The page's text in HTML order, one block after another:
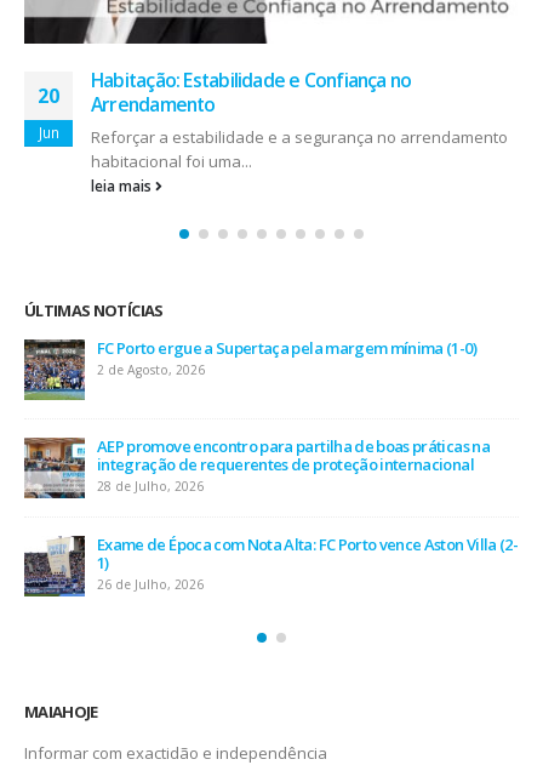
08
Mar
Cross Border Forum| “O papel das regiões
transfronteiriças na promoção de emprego”
AEP- Associação Empresarial de Portugal, Câmara de
Comércio e Indústria, acolheu...
leia mais
ÚLTIMAS NOTÍCIAS
AEP desafia empresas na QSP Summit e revela prioridades
do tecido empresarial em dois minutos
O Fator Humano na Era Algorítmica: As Grandes Linhas de
Força do QSP Summit 2026
7 de Julho, 2026
Leça FC vence Campeonato de Portugal na final do Jamor
11 de Junho, 2026
MAIAHOJE
Informar com exactidão e independência